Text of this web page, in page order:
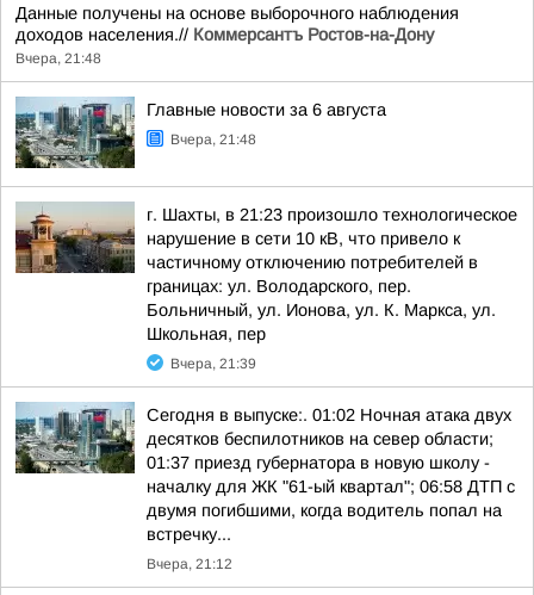
Данные получены на основе выборочного наблюдения
доходов населения.// Коммерсантъ Ростов-на-Дону
Вчера, 21:48
Главные новости за 6 августа
Вчера, 21:48
г. Шахты, в 21:23 произошло технологическое
нарушение в сети 10 кВ, что привело к
частичному отключению потребителей в
границах: ул. Володарского, пер.
Больничный, ул. Ионова, ул. К. Маркса, ул.
Школьная, пер
Вчера, 21:39
Сегодня в выпуске:. 01:02 Ночная атака двух
десятков беспилотников на север области;
01:37 приезд губернатора в новую школу -
началку для ЖК "61-ый квартал"; 06:58 ДТП с
двумя погибшими, когда водитель попал на
встречку...
Вчера, 21:12